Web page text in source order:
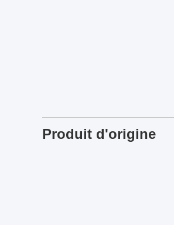
Produit d'origine